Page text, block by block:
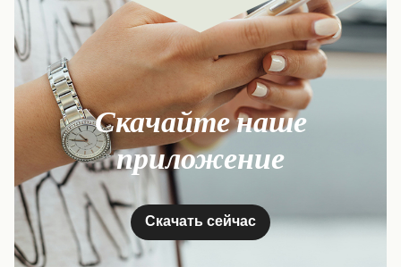
Скачайте наше
приложение
Скачать сейчас